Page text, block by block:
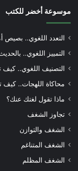
موسوعة أخضر للكتب
التعدد اللغوي.. بصيص
التمييز اللغوي..
التصنيف اللغوي.. كيف
محاكاة اللهجات.. كيف
ماذا تقول لغتك عنك؟
تجاوز الشغف
الشغف والتوازن
الشغف المتناغم
الشغف المظلم